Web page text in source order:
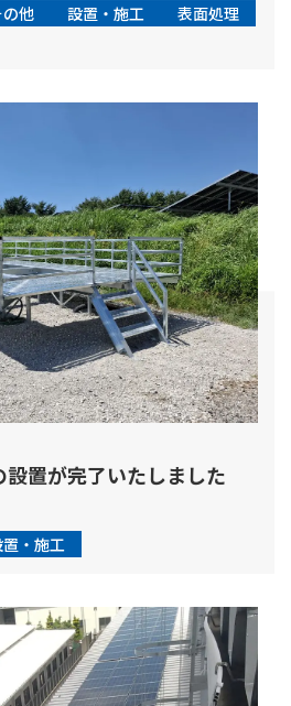
の他 設置・施工
表面処理
置が完了いたしました
・施工